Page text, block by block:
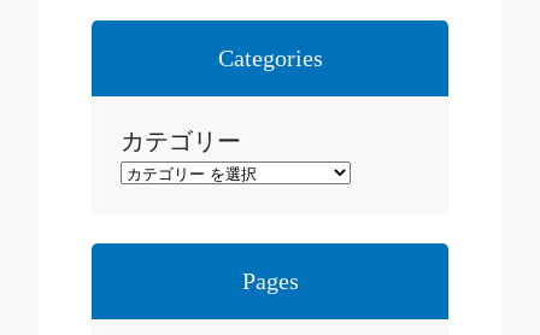
カ
Categories
カテゴリー
Pages